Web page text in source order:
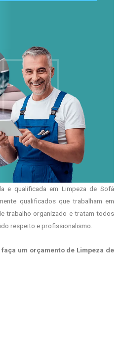
e qualificada em Limpeza de Sofá
qualificados que trabalham em
trabalho organizado e tratam todos
respeito e profissionalismo.
um orçamento de Limpeza de